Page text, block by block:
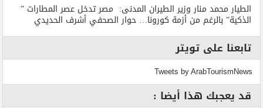
الطيار محمد منار وزير الطيران المدنى: مصر تدخل عصر المطارات ”
الذكية” بالرغم من أزمة كورونا… حوار الصحفي أشرف الحديدي
تابعنا على تويتر
Tweets by ArabTourismNews
قد يعجبك هذا أيضا :